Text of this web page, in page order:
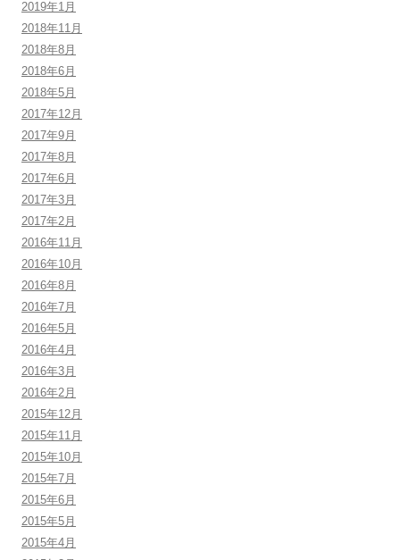
2019年1月
2018年11月
2018年8月
2018年6月
2018年5月
2017年12月
2017年9月
2017年8月
2017年6月
2017年3月
2017年2月
2016年11月
2016年10月
2016年8月
2016年7月
2016年5月
2016年4月
2016年3月
2016年2月
2015年12月
2015年11月
2015年10月
2015年7月
2015年6月
2015年5月
2015年4月